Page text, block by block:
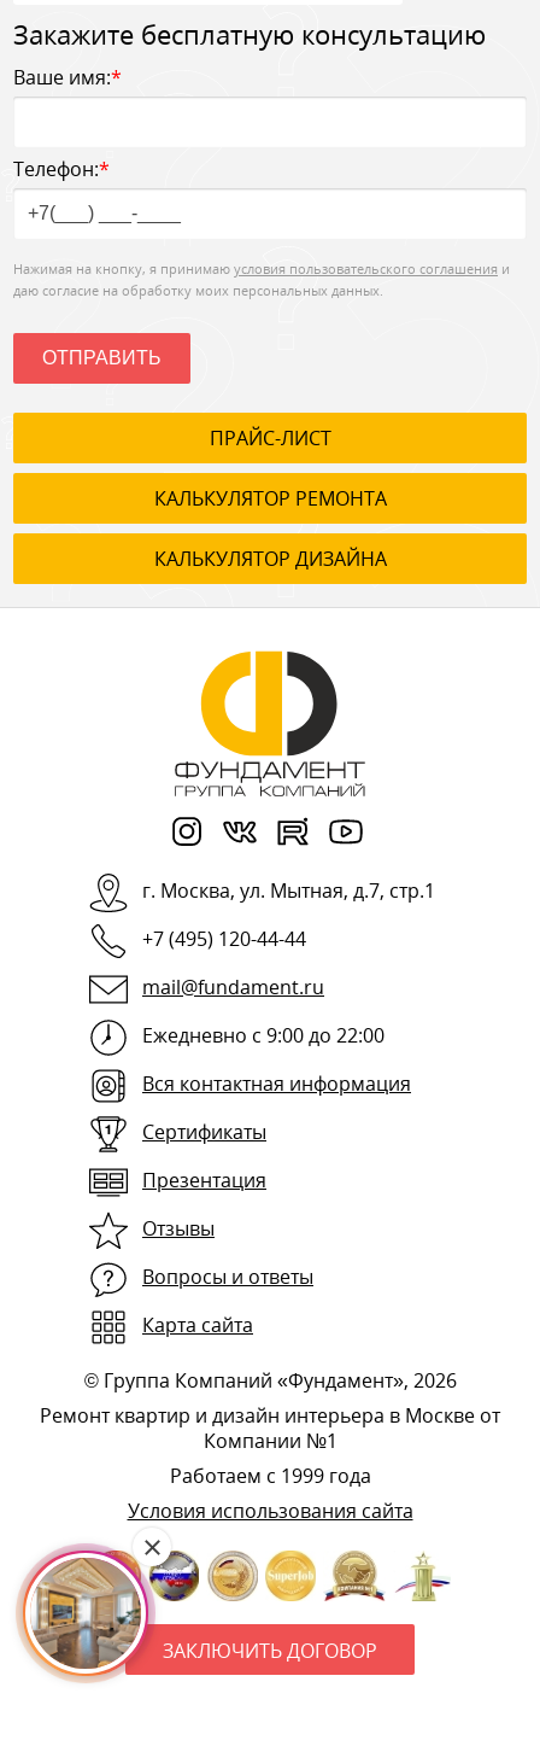
Закажите бесплатную консультацию
Ваше имя:*
Телефон:*
Нажимая на кнопку, я принимаю условия пользовательского соглашения и
даю согласие на обработку моих персональных данных.
ОТПРАВИТЬ
ПРАЙС-ЛИСТ
КАЛЬКУЛЯТОР РЕМОНТА
КАЛЬКУЛЯТОР ДИЗАЙНА
г. Москва, ул. Мытная, д.7, стр.1
+7 (495) 120-44-44
mail@fundament.ru
Ежедневно с 9:00 до 22:00
Вся контактная информация
Сертификаты
Презентация
Отзывы
Вопросы и ответы
Карта сайта
© Группа Компаний «Фундамент», 2026
Ремонт квартир и дизайн интерьера в Москве от
Компании №1
Работаем с 1999 года
Условия использования сайта
ЗАКЛЮЧИТЬ ДОГОВОР